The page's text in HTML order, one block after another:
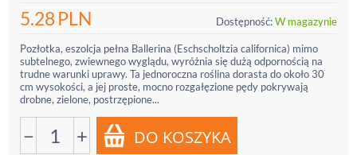
5.28PLN Dostępność:W magazynie
Pozłotka, eszolcja pełna Ballerina (Eschscholtzia californica) mimo
subtelnego, zwiewnego wyglądu, wyróżnia się dużą odpornością na
trudne warunki uprawy. Ta jednoroczna roślina dorasta do około 30
cm wysokości, a jej proste, mocno rozgałęzione pędy pokrywają
drobne, zielone, postrzępione...
− +